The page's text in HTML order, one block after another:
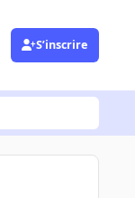
S’inscrire